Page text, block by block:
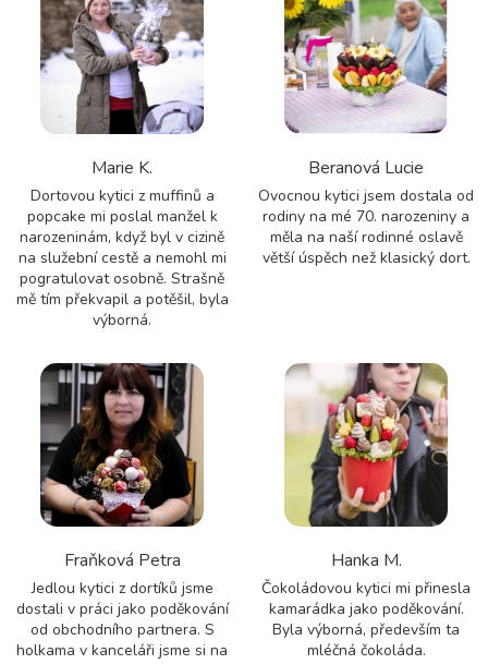
Marie K.
Dortovou kytici z muffinů a
popcake mi poslal manžel k
narozeninám, když byl v cizině
na služební cestě a nemohl mi
pogratulovat osobně. Strašně
mě tím překvapil a potěšil, byla
výborná.
Beranová Lucie
Ovocnou kytici jsem dostala od
rodiny na mé 70. narozeniny a
měla na naší rodinné oslavě
větší úspěch než klasický dort.
Fraňková Petra
Jedlou kytici z dortíků jsme
dostali v práci jako poděkování
od obchodního partnera. S
holkama v kanceláři jsme si na
Hanka M.
Čokoládovou kytici mi přinesla
kamarádka jako poděkování.
Byla výborná, především ta
mléčná čokoláda.